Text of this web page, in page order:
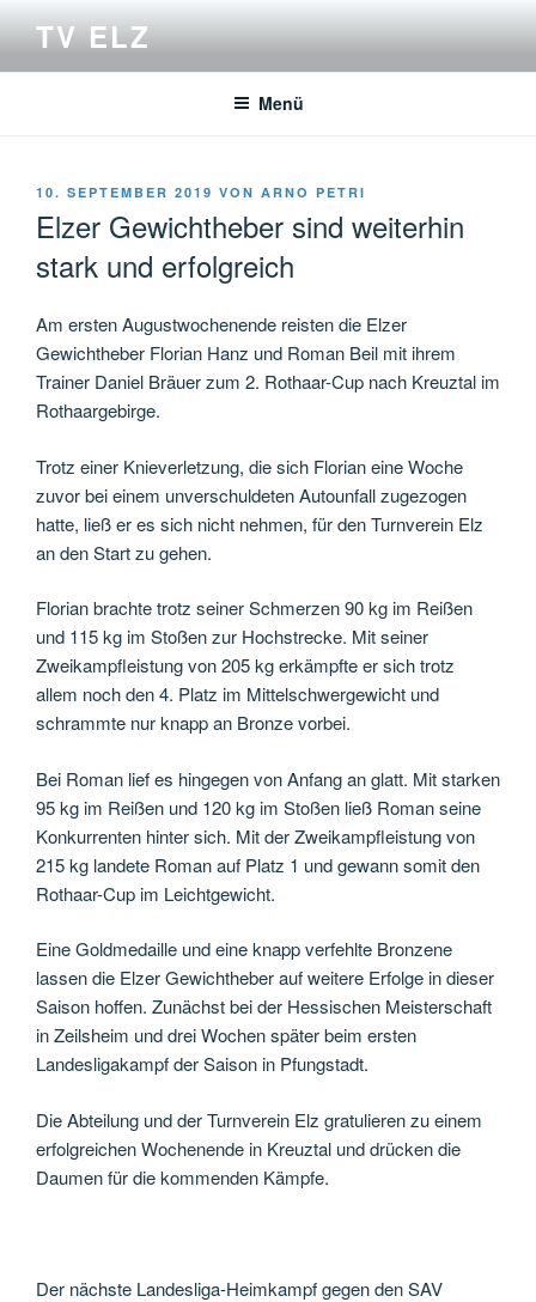
springen
TV ELZ
Menü
VERÖFFENTLICHT
10. SEPTEMBER 2019 VON ARNO PETRI
Elzer Gewichtheber sind weiterhin
stark und erfolgreich
Am ersten Augustwochenende reisten die Elzer
Gewichtheber Florian Hanz und Roman Beil mit ihrem
Trainer Daniel Bräuer zum 2. Rothaar-Cup nach Kreuztal im
Rothaargebirge.
Trotz einer Knieverletzung, die sich Florian eine Woche
zuvor bei einem unverschuldeten Autounfall zugezogen
hatte, ließ er es sich nicht nehmen, für den Turnverein Elz
an den Start zu gehen.
Florian brachte trotz seiner Schmerzen 90 kg im Reißen
und 115 kg im Stoßen zur Hochstrecke. Mit seiner
Zweikampfleistung von 205 kg erkämpfte er sich trotz
allem noch den 4. Platz im Mittelschwergewicht und
schrammte nur knapp an Bronze vorbei.
Bei Roman lief es hingegen von Anfang an glatt. Mit starken
95 kg im Reißen und 120 kg im Stoßen ließ Roman seine
Konkurrenten hinter sich. Mit der Zweikampfleistung von
215 kg landete Roman auf Platz 1 und gewann somit den
Rothaar-Cup im Leichtgewicht.
Eine Goldmedaille und eine knapp verfehlte Bronzene
lassen die Elzer Gewichtheber auf weitere Erfolge in dieser
Saison hoffen. Zunächst bei der Hessischen Meisterschaft
in Zeilsheim und drei Wochen später beim ersten
Landesligakampf der Saison in Pfungstadt.
Die Abteilung und der Turnverein Elz gratulieren zu einem
erfolgreichen Wochenende in Kreuztal und drücken die
Daumen für die kommenden Kämpfe.
Der nächste Landesliga-Heimkampf gegen den SAV